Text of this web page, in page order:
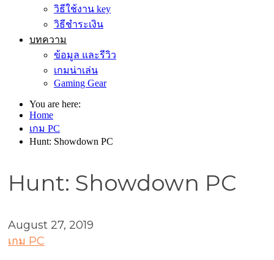
วิธีใช้งาน key
วิธีชำระเงิน
บทความ
ข้อมูล และรีวิว
เกมน่าเล่น
Gaming Gear
You are here:
Home
เกม PC
Hunt: Showdown PC
Hunt: Showdown PC
August 27, 2019
เกม PC